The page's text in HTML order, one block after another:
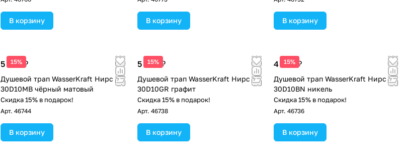
В корзину В корзину В корзину
15%
5 290 ₽
Душевой трап WasserKraft Нирс
30D10MB чёрный матовый
Скидка 15% в подарок!
Арт.46744
В корзину
15%
5 390 ₽
Душевой трап WasserKraft Нирс
30D10GR графит
Скидка 15% в подарок!
Арт. 46738
В корзину
15%
4 790 ₽
Душевой трап WasserKraft Нирс
30D10BN никель
Скидка 15% в подарок!
Арт. 46736
В корзину